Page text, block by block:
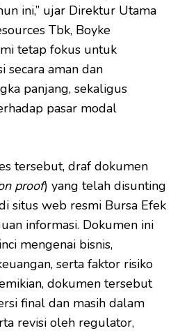
ini,” ujar Direktur Utama
Tbk, Boyke
tetap fokus untuk
secara aman dan
panjang, sekaligus
pasar modal
tersebut, draf dokumen
proof) yang telah disunting
situs web resmi Bursa Efek
informasi. Dokumen ini
mengenai bisnis,
serta faktor risiko
dokumen tersebut
final dan masih dalam
revisi oleh regulator,